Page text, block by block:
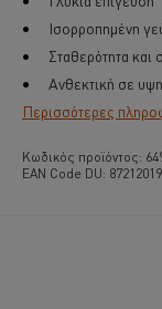
Ισορροπημένη
Σταθερότητα και
Ανθεκτική σε
Περισσότερες
Κωδικός προϊόντος:
EAN Code DU: